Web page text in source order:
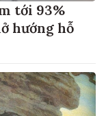
tới 93%
hướng hỗ